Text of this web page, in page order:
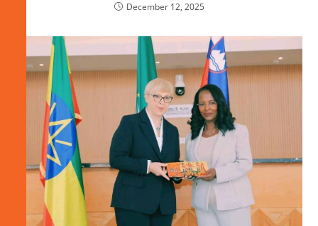
December 12, 2025